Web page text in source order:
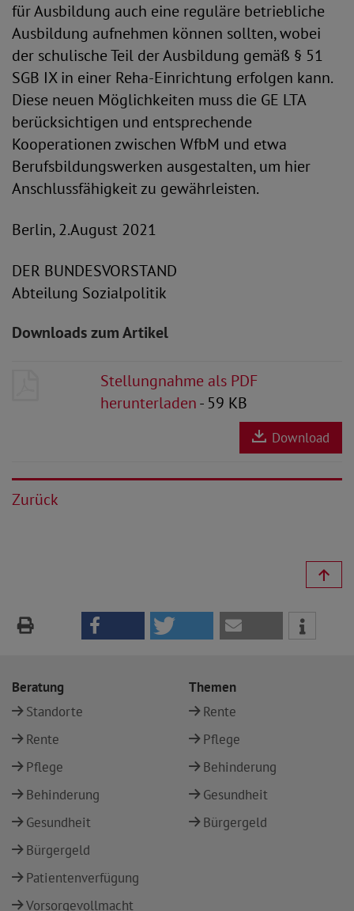
für Ausbildung auch eine reguläre betriebliche
Ausbildung aufnehmen können sollten, wobei
der schulische Teil der Ausbildung gemäß § 51
SGB IX in einer Reha-Einrichtung erfolgen kann.
Diese neuen Möglichkeiten muss die GE LTA
berücksichtigen und entsprechende
Kooperationen zwischen WfbM und etwa
Berufsbildungswerken ausgestalten, um hier
Anschlussfähigkeit zu gewährleisten.
Berlin, 2.August 2021
DER BUNDESVORSTAND
Abteilung Sozialpolitik
Downloads zum Artikel
Stellungnahme als PDF
herunterladen- 59 KB
Download
Zurück
Beratung
Standorte
Rente
Pflege
Behinderung
Gesundheit
Bürgergeld
Patientenverfügung
Vorsorgevollmacht
Themen
Rente
Pflege
Behinderung
Gesundheit
Bürgergeld